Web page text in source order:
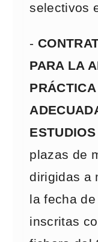
selectivos
-
PARA LA
plazas de
dirigidas a
la fecha
inscritas